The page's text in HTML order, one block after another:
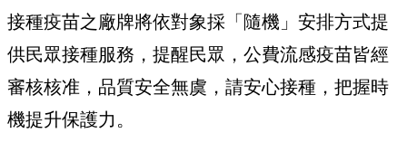
接種疫苗之廠牌將依對象採「隨機」安排方式提
供民眾接種服務，提醒民眾，公費流感疫苗皆經
審核核准，品質安全無虞，請安心接種，把握時
機提升保護力。